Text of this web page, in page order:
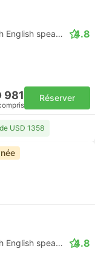
Daytrip private transfer with English speaking driver 4.8
981 Réserver
USD 1358
Daytrip private transfer with English speaking driver 4.8